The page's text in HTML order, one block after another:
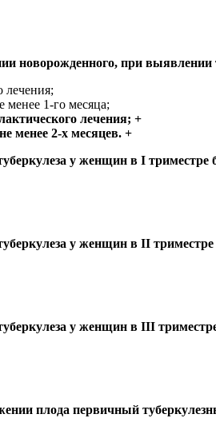
новорожденного, при
лечения;
менее 1-го месяца;
лечения; +
менее 2-х месяцев. +
у женщин в I триместре
у женщин в II
у женщин в III
плода первичный